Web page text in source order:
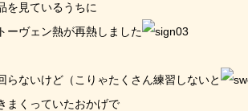
を見ているうちに
ーヴェン熱が再熱しました
らないけど（こりゃたくさん練習しないと
まくっていたおかげで